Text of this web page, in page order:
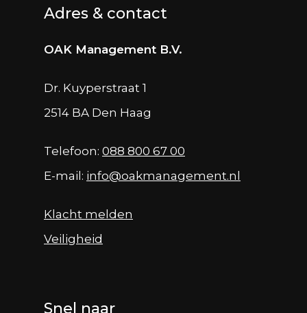
Adres & contact
OAK Management B.V.
Dr. Kuyperstraat 1
2514 BA Den Haag
Telefoon: 088 800 67 00
E-mail: info@oakmanagement.nl
Klacht melden
Veiligheid
Snel naar